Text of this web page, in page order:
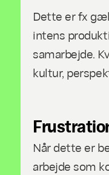
Dette er fx
intens
samarbejde.
kultur,
Når dette er
arbejde som